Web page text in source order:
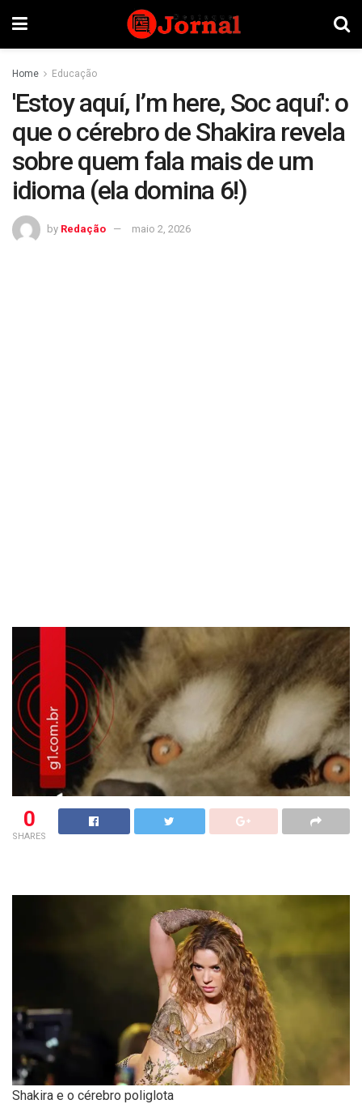
Home Educação
'Estoy aquí, I’m here, Soc aquí': o
que o cérebro de Shakira revela
sobre quem fala mais de um
idioma (ela domina 6!)
by Redação maio 2, 2026
0
SHARES
Shakira e o cérebro poliglota